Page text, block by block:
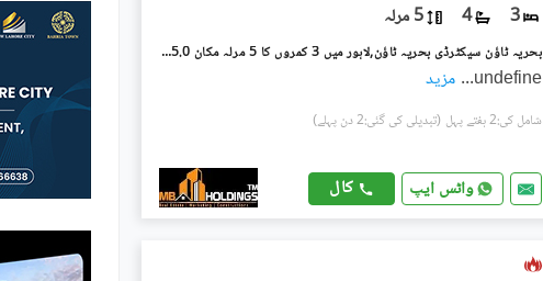
3
4 5 مرلہ
بحریہ ٹاؤن سیکٹرڈی بحریہ ٹاؤن,لاہور میں 3 کمروں کا 5 مرلہ مکان 75.0 ہزار میں کرایہ پر دستیاب ہے۔
undefine
... مزید
شامل کی:2 ہفتے پہل (تبدیلی کی گئی:2 دن پہلے)
واٹس ایپ کال